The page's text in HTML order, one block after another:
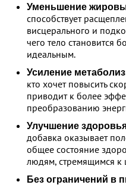
Уменьшение
способствует
висцерального и
чего тело становится
идеальным.
Усиление
кто хочет повысить
приводит к более
преобразованию
Улучшение
добавка оказывает
общее состояние
людям, стремящимся к
Без ограничений в